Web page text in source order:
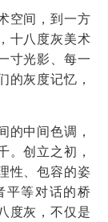
空间，到一方
十八度灰美术
寸光影、每一
的灰度记忆，
的中间色调，
。创立之初，
性、包容的姿
平等对话的桥
度灰，不仅是